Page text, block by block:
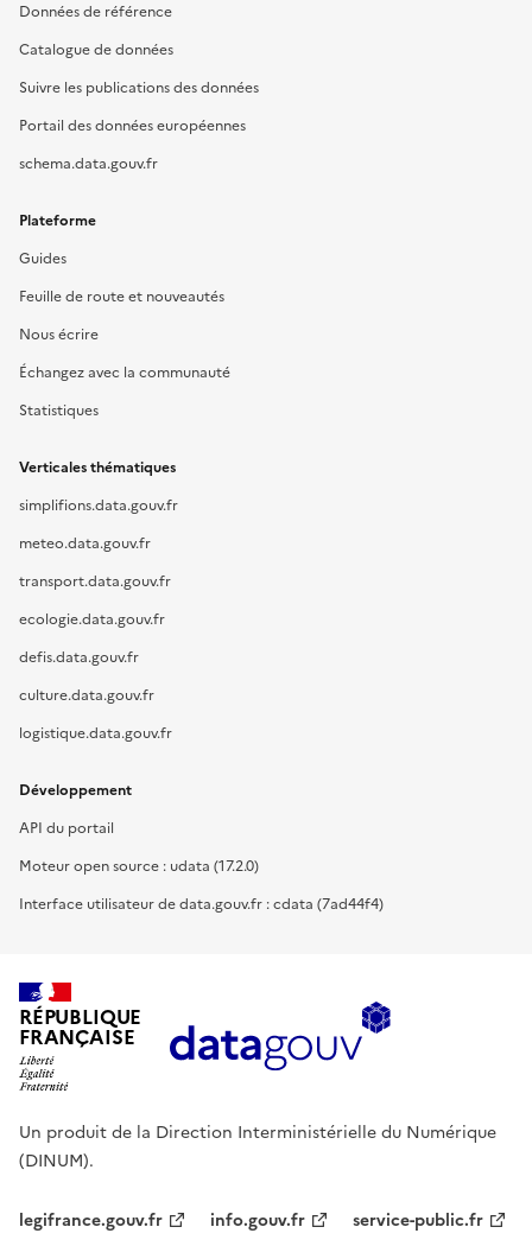
Données de référence
Catalogue de données
Suivre les publications des données
Portail des données européennes
schema.data.gouv.fr
Plateforme
Guides
Feuille de route et nouveautés
Nous écrire
Échangez avec la communauté
Statistiques
Verticales thématiques
simplifions.data.gouv.fr
meteo.data.gouv.fr
transport.data.gouv.fr
ecologie.data.gouv.fr
defis.data.gouv.fr
culture.data.gouv.fr
logistique.data.gouv.fr
Développement
API du portail
Moteur open source : udata (17.2.0)
Interface utilisateur de data.gouv.fr : cdata (7ad44f4)
RÉPUBLIQUE
FRANÇAISE
Un produit de la Direction Interministérielle du Numérique
(DINUM).
legifrance.gouv.fr info.gouv.fr service-public.fr